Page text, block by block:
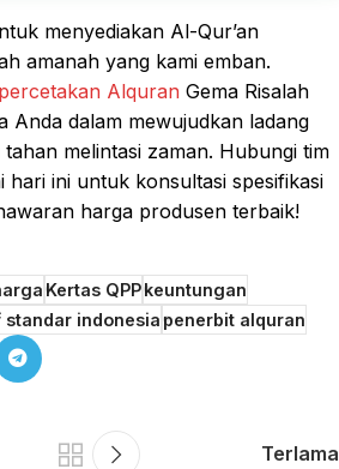
menyediakan Al-Qur’an
amanah yang kami emban.
Alquran Gema Risalah
Anda dalam mewujudkan ladang
melintasi zaman. Hubungi tim
hari ini untuk konsultasi spesifikasi
harga produsen terbaik!
Kertas QPPkeuntungan
standar indonesiapenerbit alquran
Terlama